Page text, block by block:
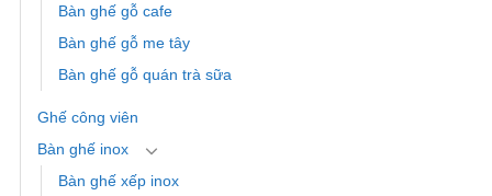
Bàn ghế gỗ cafe
Bàn ghế gỗ me tây
Bàn ghế gỗ quán trà sữa
Ghế công viên
Bàn ghế inox
Bàn ghế xếp inox